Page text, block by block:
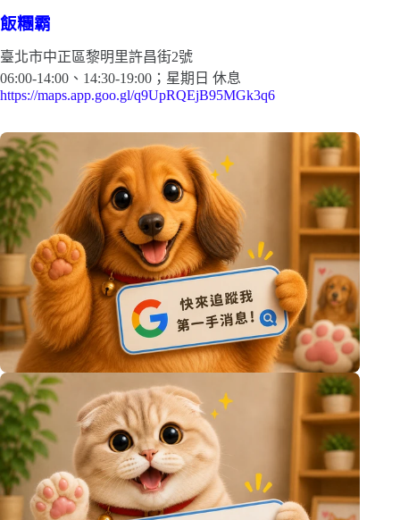
飯糰霸
臺北市中正區黎明里許昌街2號
06:00-14:00、14:30-19:00；星期日 休息
https://maps.app.goo.gl/q9UpRQEjB95MGk3q6